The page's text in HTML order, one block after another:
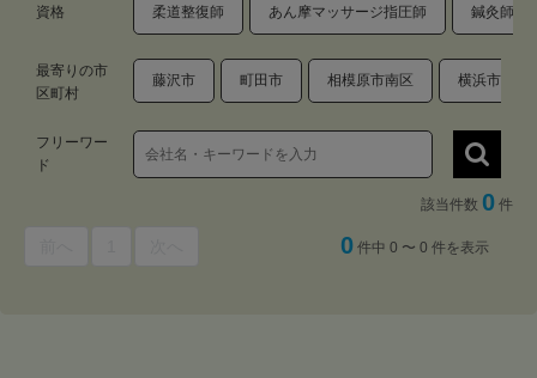
資格 柔道整復師 あん摩マッサージ指圧師 鍼灸師
最寄りの市
区町村
藤沢市 町田市 相模原市南区 横浜市瀬谷
フリーワー
ド
該当件数 0 件
0 件中 0 〜 0 件を表示